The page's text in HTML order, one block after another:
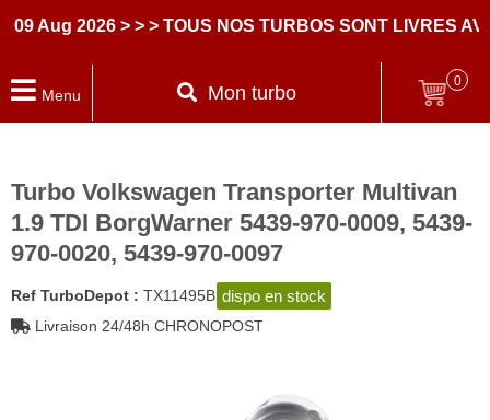
2026 > > > TOUS NOS TURBOS SONT LIVRES AVEC
Menu Mon turbo
0
Turbo Volkswagen Transporter Multivan
1.9 TDI BorgWarner 5439-970-0009, 5439-
970-0020, 5439-970-0097
Ref TurboDepot : TX11495B dispo en stock
Livraison 24/48h CHRONOPOST